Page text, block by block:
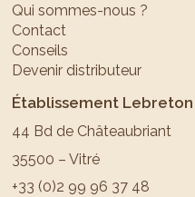
Qui sommes-nous ?
Contact
Conseils
Devenir distributeur
Établissement Lebreton
44 Bd de Châteaubriant
35500 – Vitré
+33 (0)2 99 96 37 48